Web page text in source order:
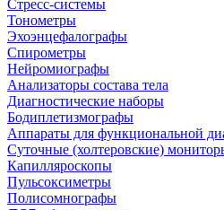
Стресс-системы
Тонометры
Эхоэнцефалографы
Спирометры
Нейромиографы
Анализаторы состава тела
Диагностические наборы
Бодиплетизмографы
Аппараты для функциональной
Суточные (холтеровские)
Капилляроскопы
Пульсоксиметры
Полисомнографы